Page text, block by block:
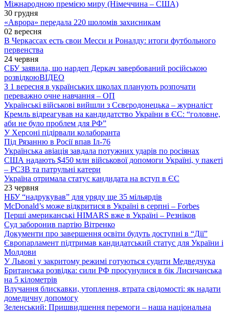
Міжнародною премією миру (Німеччина – США)
30 грудня
«Аврора» передала 220 шоломів захисникам
02 вересня
В Черкассах есть свои Месси и Роналду: итоги футбольного
первенства
24 червня
СБУ заявила, що нардеп Деркач завербований російською
розвідкоюВІДЕО
З 1 вересня в українських школах планують розпочати
переважно очне навчання – ОП
Українські військові вийшли з Сєвєродонецька – журналіст
Кремль відреагував на кандидатство України в ЄС: “головне,
аби не було проблем для РФ”
У Херсоні підірвали колаборанта
Під Рязанню в Росії впав Іл-76
Українська авіація завдала потужних ударів по росіянах
США надають $450 млн військової допомоги Україні, у пакеті
– РСЗВ та патрульні катери
Україна отримала статус кандидата на вступ в ЄС
23 червня
НБУ “надрукував” для уряду ще 35 мільярдів
McDonald’s може відкритися в Україні в серпні – Forbes
Перші американські HIMARS вже в Україні – Резніков
Суд заборонив партію Вітренко
Документи про завершення освіти будуть доступні в “Дії”
Європарламент підтримав кандидатський статус для України і
Молдови
У Львові у закритому режимі готуються судити Медведчука
Британська розвідка: сили РФ просунулися в бік Лисичанська
на 5 кілометрів
Влучання блискавки, утоплення, втрата свідомості: як надати
домедичну допомогу
Зеленський: Пришвидшення перемоги – наша національна